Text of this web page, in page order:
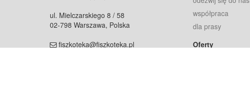
ul. Mielczarskiego 8 / 58
02-798 Warszawa, Polska
fiszkoteka@fiszkoteka.pl
współpraca
dla prasy
Oferty